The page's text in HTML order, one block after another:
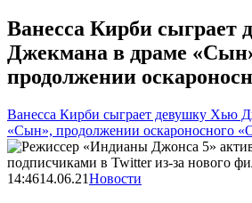
Ванесса Кирби сыграет
Джекмана в драме
продолжении
Ванесса Кирби сыграет девушку Хью
«Сын», продолжении оскароносного
14:4614.06.21Новости